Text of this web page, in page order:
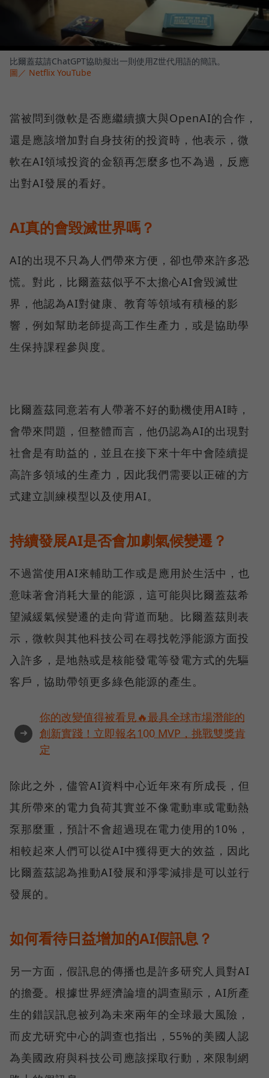
比爾蓋茲請ChatGPT協助擬出一則使用Z世代用語的簡訊。
圖／ Netflix YouTube
當被問到微軟是否應繼續擴大與OpenAI的合作，
還是應該增加對自身技術的投資時，他表示，微
軟在AI領域投資的金額再怎麼多也不為過，反應
出對AI發展的看好。
AI真的會毀滅世界嗎？
AI的出現不只為人們帶來方便，卻也帶來許多恐
慌。對此，比爾蓋茲似乎不太擔心AI會毀滅世
界，他認為AI對健康、教育等領域有積極的影
響，例如幫助老師提高工作生產力，或是協助學
生保持課程參與度。
比爾蓋茲同意若有人帶著不好的動機使用AI時，
會帶來問題，但整體而言，他仍認為AI的出現對
社會是有助益的，並且在接下來十年中會陸續提
高許多領域的生產力，因此我們需要以正確的方
式建立訓練模型以及使用AI。
持續發展AI是否會加劇氣候變遷？
不過當使用AI來輔助工作或是應用於生活中，也
意味著會消耗大量的能源，這可能與比爾蓋茲希
望減緩氣候變遷的走向背道而馳。比爾蓋茲則表
示，微軟與其他科技公司在尋找乾淨能源方面投
入許多，是地熱或是核能發電等發電方式的先驅
客戶，協助帶領更多綠色能源的產生。
➜
你的改變值得被看見🔥最具全球市場潛能的
創新實踐！立即報名100 MVP，挑戰雙獎肯
定
除此之外，儘管AI資料中心近年來有所成長，但
其所帶來的電力負荷其實並不像電動車或電動熱
泵那麼重，預計不會超過現在電力使用的10%，
相較起來人們可以從AI中獲得更大的效益，因此
比爾蓋茲認為推動AI發展和淨零減排是可以並行
發展的。
如何看待日益增加的AI假訊息？
另一方面，假訊息的傳播也是許多研究人員對AI
的擔憂。根據世界經濟論壇的調查顯示，AI所產
生的錯誤訊息被列為未來兩年的全球最大風險，
而皮尤研究中心的調查也指出，55%的美國人認
為美國政府與科技公司應該採取行動，來限制網